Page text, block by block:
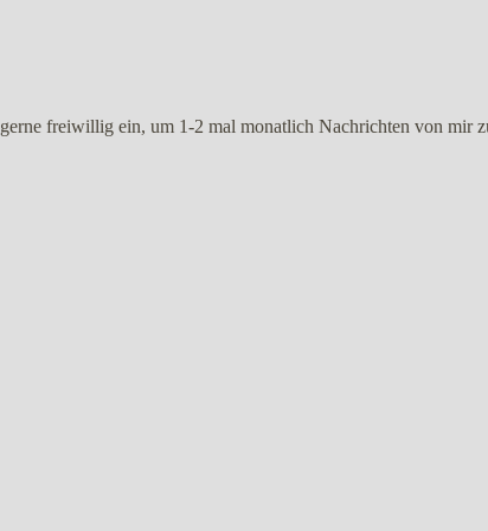
freiwillig ein, um 1-2 mal monatlich Nachrichten von mir